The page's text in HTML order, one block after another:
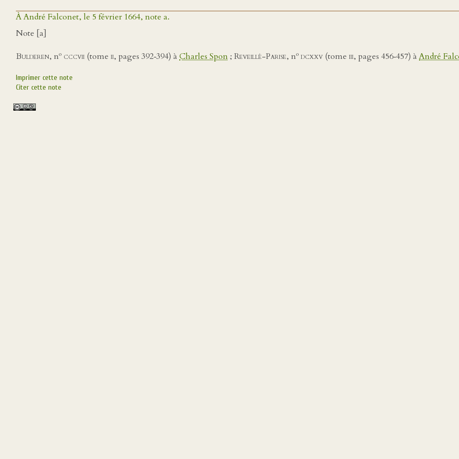
À André Falconet, le 5 février 1664, note a.
Note [a]
Bulderen, no cccvii (tome ii, pages 392‑394) à Charles Spon; Reveillé-Parise, no dcxxv (tome iii, pages 456‑457) àAndré
Imprimer cette note
Citer cette note